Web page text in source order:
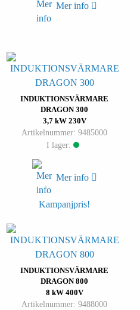
Mer info
INDUKTIONSVÄRMARE
DRAGON 300
3,7 kW 230V
Artikelnummer: 9485000
I lager:
Mer info
Kampanjpris!
INDUKTIONSVÄRMARE
DRAGON 800
8 kW 400V
Artikelnummer: 9488000